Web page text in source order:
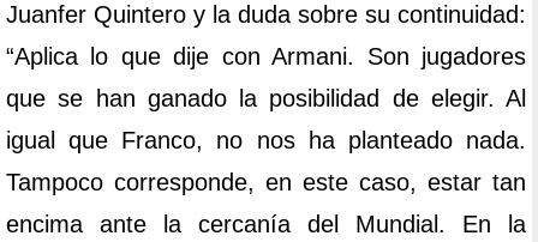
Juanfer Quintero y la duda sobre su continuidad:
“Aplica lo que dije con Armani. Son jugadores
que se han ganado la posibilidad de elegir. Al
igual que Franco, no nos ha planteado nada.
Tampoco corresponde, en este caso, estar tan
encima ante la cercanía del Mundial. En la